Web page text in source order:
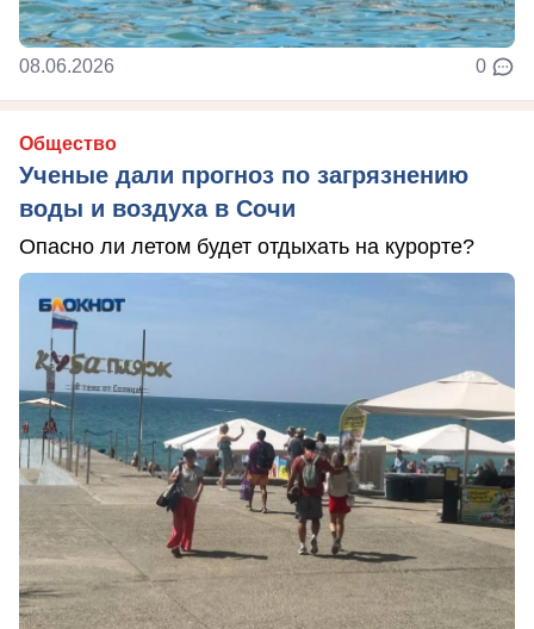
08.06.2026 0
Общество
Ученые дали прогноз по загрязнению
воды и воздуха в Сочи
Опасно ли летом будет отдыхать на курорте?